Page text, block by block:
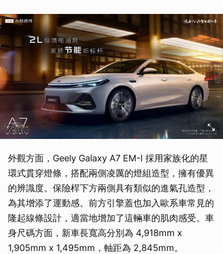
外觀方面，Geely Galaxy A7 EM-I 採用家族化的星
環式貫穿燈條，搭配兩側凌厲的燈組造型，擁有優異
的辨識度。保險桿下方兩側具有類似的進氣孔造型，
為其增添了運動感。前方引擎蓋也加入歐系車常見的
隆起線條設計，適當地增加了這輛車的肌肉感受。車
身尺碼方面，新車長寬高分別為 4,918mm x
1,905mm x 1,495mm，軸距為 2,845mm。